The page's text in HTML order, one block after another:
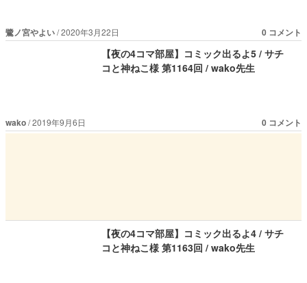
鷺ノ宮やよい 2020年3月22日 0 コメント
【夜の4コマ部屋】コミック出るよ5 / サチ
コと神ねこ様 第1164回 / wako先生
wako 2019年9月6日 0 コメント
【夜の4コマ部屋】コミック出るよ4 / サチ
コと神ねこ様 第1163回 / wako先生